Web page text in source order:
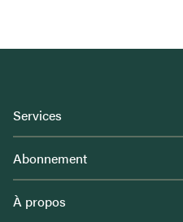
Services
Abonnement
À propos